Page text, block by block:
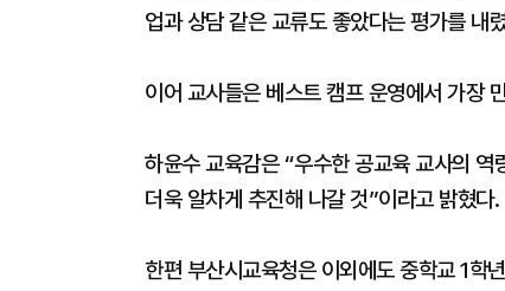
업과 상담 같은 교류도 좋았다는 평가를 내
이어 교사들은 베스트 캠프 운영에서 가장
하윤수 교육감은 “우수한 공교육 교사의
더욱 알차게 추진해 나갈 것”이라고 밝혔다.
한편 부산시교육청은 이외에도 중학교 1학